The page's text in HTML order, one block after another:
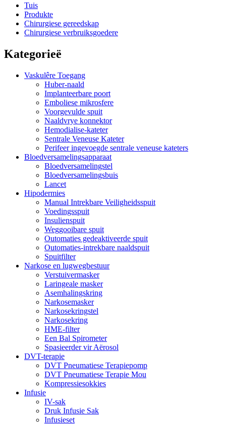
Tuis
Produkte
Chirurgiese gereedskap
Chirurgiese verbruiksgoedere
Kategorieë
Vaskulêre Toegang
Huber-naald
Implanteerbare poort
Emboliese mikrosfere
Voorgevulde spuit
Naaldvrye konnektor
Hemodialise-kateter
Sentrale Veneuse Kateter
Perifeer ingevoegde sentrale veneuse kateters
Bloedversamelingsapparaat
Bloedversamelingstel
Bloedversamelingsbuis
Lancet
Hipodermies
Manual Intrekbare Veiligheidsspuit
Voedingsspuit
Insulienspuit
Weggooibare spuit
Outomaties gedeaktiveerde spuit
Outomaties-intrekbare naaldspuit
Spuitfilter
Narkose en lugwegbestuur
Verstuivermasker
Laringeale masker
Asemhalingskring
Narkosemasker
Narkosekringstel
Narkosekring
HME-filter
Een Bal Spirometer
Spasieerder vir Aërosol
DVT-terapie
DVT Pneumatiese Terapiepomp
DVT Pneumatiese Terapie Mou
Kompressiesokkies
Infusie
IV-sak
Druk Infusie Sak
Infusieset